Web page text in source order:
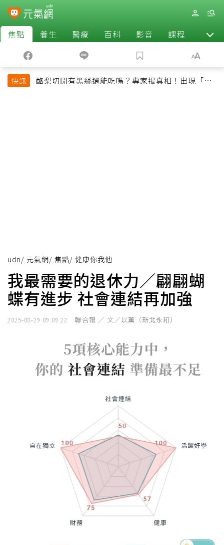
焦點 養生 醫療 百科 影音 課程 退休
快訊
酪梨切開有黑絲還能吃嗎？專家揭真相！出現「3情
udn/ 元氣網/ 焦點/ 健康你我他
我最需要的退休力／翩翩蝴
蝶有進步 社會連結再加強
2025-08-29 09:09:22 聯合報 ／ 文／以薰（新北永和）